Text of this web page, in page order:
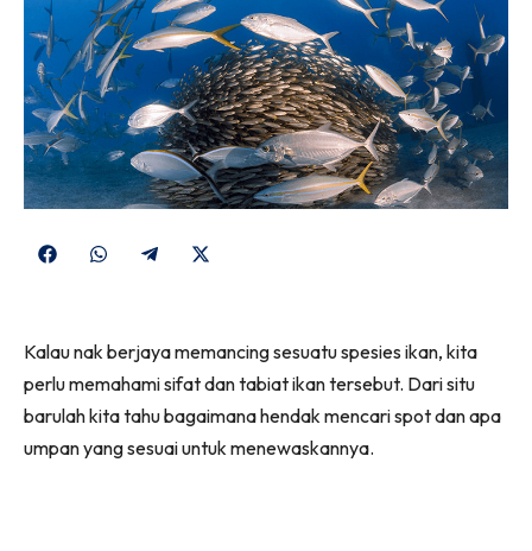
Share
Share
Share
(Twitter)
Kalau nak berjaya memancing sesuatu spesies ikan, kita
perlu memahami sifat dan tabiat ikan tersebut. Dari situ
barulah kita tahu bagaimana hendak mencari spot dan apa
umpan yang sesuai untuk menewaskannya.